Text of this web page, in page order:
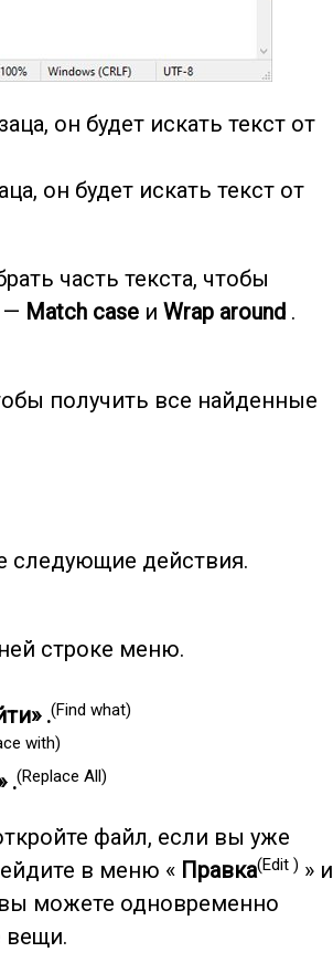
он будет искать текст от
он будет искать текст от
часть текста, чтобы
— Match caseи Wrap around.
получить все найденные
следующие действия.
строке меню.
.(Find what)
with)
.(Replace All)
файл, если вы уже
в меню « Правка(Edit ) » и
можете одновременно
вещи.